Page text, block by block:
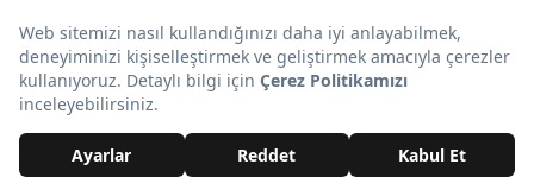
© 2026 Onedio. Her hakkı saklıdır.